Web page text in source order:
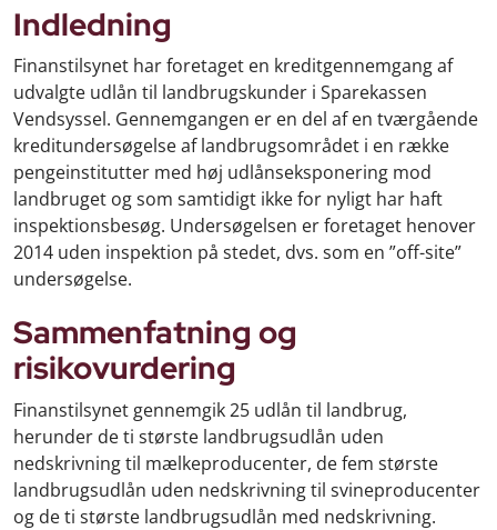
Indledning
Finanstilsynet har foretaget en kreditgennemgang af
udvalgte udlån til landbrugskunder i Sparekassen
Vendsyssel. Gennemgangen er en del af en tværgående
kreditundersøgelse af landbrugsområdet i en række
pengeinstitutter med høj udlånseksponering mod
landbruget og som samtidigt ikke for nyligt har haft
inspektionsbesøg. Undersøgelsen er foretaget henover
2014 uden inspektion på stedet, dvs. som en ”off-site”
undersøgelse.
Sammenfatning og
risikovurdering
Finanstilsynet gennemgik 25 udlån til landbrug,
herunder de ti største landbrugsudlån uden
nedskrivning til mælkeproducenter, de fem største
landbrugsudlån uden nedskrivning til svineproducenter
og de ti største landbrugsudlån med nedskrivning.